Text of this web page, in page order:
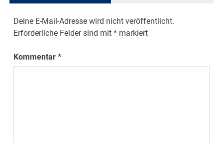
Deine E-Mail-Adresse wird nicht veröffentlicht.
Erforderliche Felder sind mit* markiert
Kommentar*